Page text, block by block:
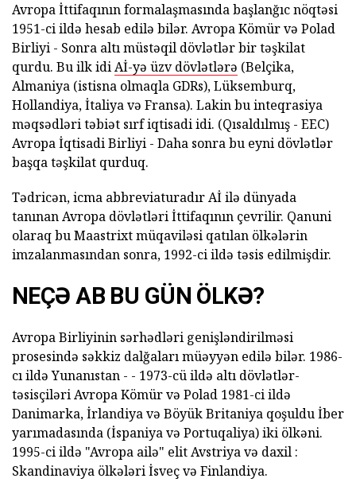
Avropa İttifaqının formalaşmasında başlanğıc nöqtəsi
1951-ci ildə hesab edilə bilər. Avropa Kömür və Polad
Birliyi - Sonra altı müstəqil dövlətlər bir təşkilat
qurdu. Bu ilk idiAİ-yə üzv dövlətlərə (Belçika,
Almaniya (istisna olmaqla GDRs), Lüksemburq,
Hollandiya, İtaliya və Fransa). Lakin bu inteqrasiya
məqsədləri təbiət sırf iqtisadi idi. (Qısaldılmış - EEC)
Avropa İqtisadi Birliyi - Daha sonra bu eyni dövlətlər
başqa təşkilat qurduq.
Tədricən, icma abbreviaturadır Aİ ilə dünyada
tanınan Avropa dövlətləri İttifaqının çevrilir. Qanuni
olaraq bu Maastrixt müqaviləsi qatılan ölkələrin
imzalanmasından sonra, 1992-ci ildə təsis edilmişdir.
NEÇƏ AB BU GÜN ÖLKƏ?
Avropa Birliyinin sərhədləri genişləndirilməsi
prosesində səkkiz dalğaları müəyyən edilə bilər. 1986-
cı ildə Yunanıstan - - 1973-cü ildə altı dövlətlər-
təsisçiləri Avropa Kömür və Polad 1981-ci ildə
Danimarka, İrlandiya və Böyük Britaniya qoşuldu İber
yarımadasında (İspaniya və Portuqaliya) iki ölkəni.
1995-ci ildə "Avropa ailə" elit Avstriya və daxil :
Skandinaviya ölkələri İsveç və Finlandiya.